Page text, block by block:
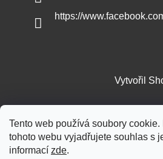
Tento web používá soubory
tohoto webu vyjadřujete souhlas s
informací zde.
https://
Vytvořil
Copyright 2026 BikeTunel.cz .